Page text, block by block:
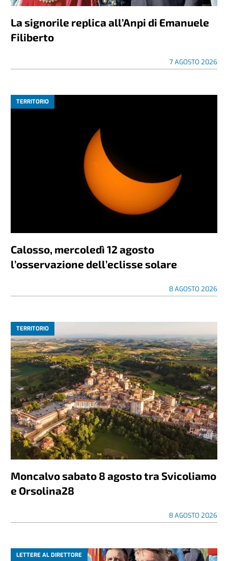
La signorile replica all’Anpi di Emanuele
Filiberto
7 AGOSTO 2026
TERRITORIO
Calosso, mercoledì 12 agosto
l’osservazione dell’eclisse solare
8 AGOSTO 2026
TERRITORIO
Moncalvo sabato 8 agosto tra Svicoliamo
e Orsolina28
8 AGOSTO 2026
LETTERE AL DIRETTORE